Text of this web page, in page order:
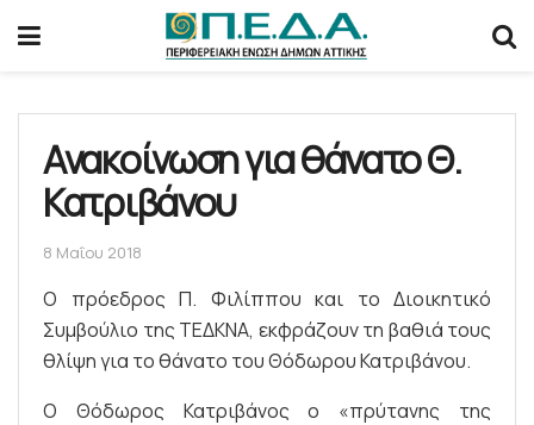
Ανακοίνωση για θάνατο Θ.
Κατριβάνου
8 Μαΐου 2018
Ο πρόεδρος Π. Φιλίππου και το Διοικητικό
Συμβούλιο της ΤΕΔΚΝΑ, εκφράζουν τη βαθιά τους
θλίψη για το θάνατο του Θόδωρου Κατριβάνου.
Ο Θόδωρος Κατριβάνος ο «πρύτανης της